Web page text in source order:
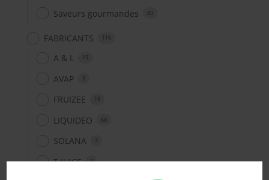
Saveurs gourmandes 83
FABRICANTS 116
A & L 19
AVAP 5
FRUIZEE 18
LIQUIDEO 68
SOLANA 3
T JUICE 3